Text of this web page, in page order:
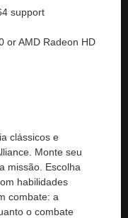
support
or AMD Radeon HD
clássicos e
Monte seu
missão. Escolha
habilidades
combate: a
o combate